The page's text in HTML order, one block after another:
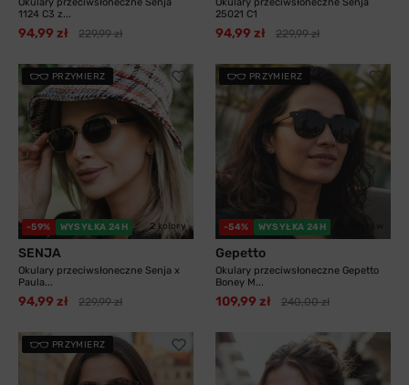
1124 C3 z...
94,99 zł 229,99 zł
25021 C1
94,99 zł 229,99 zł
PRZYMIERZ
-59% WYSYŁKA 24H 2 kolory
SENJA
Okulary przeciwsłoneczne Senja x
Paula...
94,99 zł 229,99 zł
PRZYMIERZ
-54% WYSYŁKA 24H
Gepetto
Okulary przeciwsłoneczne Gepetto
Boney M...
109,99 zł 240,00 zł
PRZYMIERZ